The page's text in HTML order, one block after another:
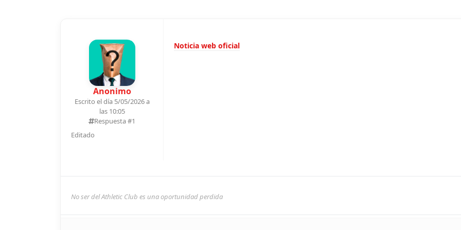
Anonimo
Escrito el día 5/05/2026 a
las 10:05
Respuesta #1
Editado
Noticia web oficial
No ser del Athletic Club es una oportunidad perdida